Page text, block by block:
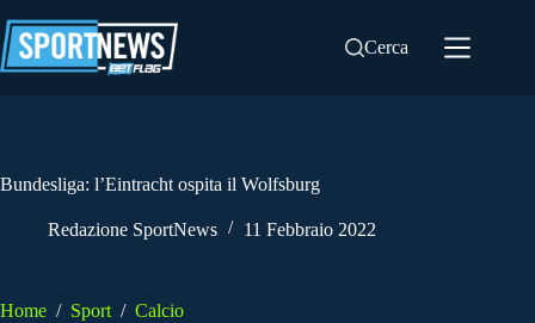
al
contenuto
Cerca
Bundesliga: l’Eintracht ospita il Wolfsburg
Redazione SportNews 11 Febbraio 2022
Home / Sport / Calcio